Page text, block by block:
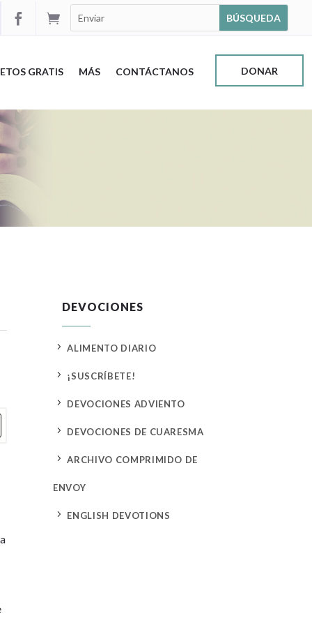


GRATIS MÁS CONTÁCTANOS DONAR
DEVOCIONES
5 ALIMENTO DIARIO
5 ¡SUSCRÍBETE!
5 DEVOCIONES ADVIENTO
5 DEVOCIONES DE CUARESMA
5 ARCHIVO COMPRIMIDO DE
ENVOY
5 ENGLISH DEVOTIONS